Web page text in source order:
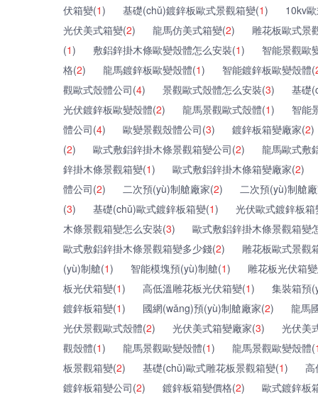
伏箱變(1) 基礎(chǔ)鍍鋅板歐式景觀箱變(1)
10kv
光伏美式箱變(2) 龍馬仿美式箱變(2)
雕花板歐式景
(1) 敷鋁鋅掛木條歐變殼體怎么安裝(1)
智能景觀歐
格(2) 龍馬鍍鋅板歐變殼體(1) 智能鍍鋅板歐變殼體(
觀歐式殼體公司(4) 景觀歐式殼體怎么安裝(3)
基礎
光伏鍍鋅板歐變殼體(2) 龍馬景觀歐式殼體(1)
智能
體公司(4) 歐變景觀殼體公司(3) 鍍鋅板箱變廠家(2)
(2) 歐式敷鋁鋅掛木條景觀箱變公司(2)
龍馬歐式敷
鋅掛木條景觀箱變(1) 歐式敷鋁鋅掛木條箱變廠家(2)
體公司(2) 二次預(yù)制艙廠家(2)
二次預(yù)制艙
(3) 基礎(chǔ)歐式鍍鋅板箱變(1)
光伏歐式鍍鋅板箱
木條景觀箱變怎么安裝(3)
歐式敷鋁鋅掛木條景觀箱變
歐式敷鋁鋅掛木條景觀箱變多少錢(2)
雕花板歐式景觀
(yù)制艙(1) 智能模塊預(yù)制艙(1)
雕花板光伏箱
板光伏箱變(1) 高低溫雕花板光伏箱變(1)
集裝箱預
鍍鋅板箱變(1) 國網(wǎng)預(yù)制艙廠家(2)
龍馬
光伏景觀歐式殼體(2) 光伏美式箱變廠家(3)
光伏美
觀殼體(1) 龍馬景觀歐變殼體(1) 龍馬景觀歐變殼體(
板景觀箱變(2) 基礎(chǔ)歐式雕花板景觀箱變(1)
高
鍍鋅板箱變公司(2) 鍍鋅板箱變價格(2)
歐式鍍鋅板